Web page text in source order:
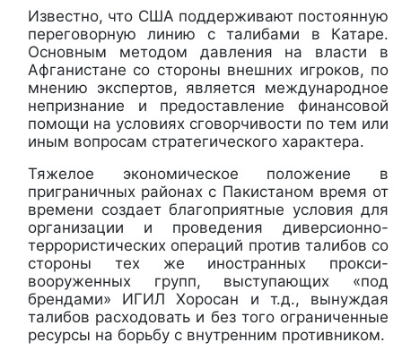
Известно, что США поддерживают постоянную
переговорную линию с талибами в Катаре.
Основным методом давления на власти в
Афганистане со стороны внешних игроков, по
мнению экспертов, является международное
непризнание и предоставление финансовой
помощи на условиях сговорчивости по тем или
иным вопросам стратегического характера.
Тяжелое экономическое положение в
приграничных районах с Пакистаном время от
времени создает благоприятные условия для
организации и проведения диверсионно-
террористических операций против талибов со
стороны тех же иностранных прокси-
вооруженных групп, выступающих «под
брендами» ИГИЛ Хоросан и т.д., вынуждая
талибов расходовать и без того ограниченные
ресурсы на борьбу с внутренним противником.